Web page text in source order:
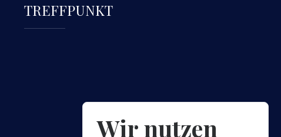
TREFFPUNKT
Wir nutzen